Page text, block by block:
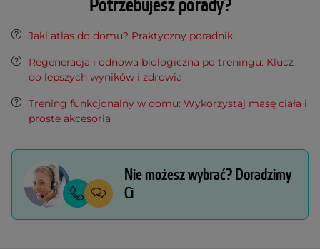
Potrzebujesz porady?
Jaki atlas do domu? Praktyczny poradnik
Regeneracja i odnowa biologiczna po treningu: Klucz
do lepszych wyników i zdrowia
Trening funkcjonalny w domu: Wykorzystaj masę ciała i
proste akcesoria
Nie możesz wybrać? Doradzimy
Ci